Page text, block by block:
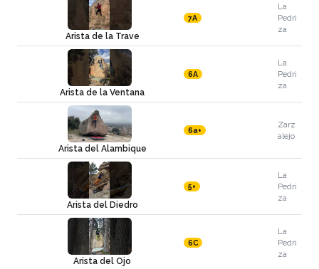
Arista de la Trave
7A
La
Pedri
za
Arista de la Ventana
6A
La
Pedri
za
Arista del Alambique
6a+
Zarz
alejo
Arista del Diedro
5+
La
Pedri
za
Arista del Ojo
6C
La
Pedri
za